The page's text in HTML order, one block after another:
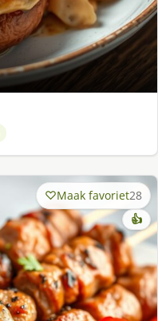
Maak favoriet28
👍